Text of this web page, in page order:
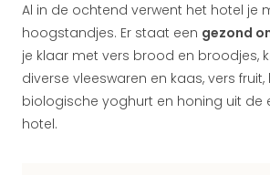
Al in de ochtend verwent het hotel je
hoogstandjes. Er staat een gezond
je klaar met vers brood en broodjes,
diverse vleeswaren en kaas, vers fruit,
biologische yoghurt en honing uit de
hotel.